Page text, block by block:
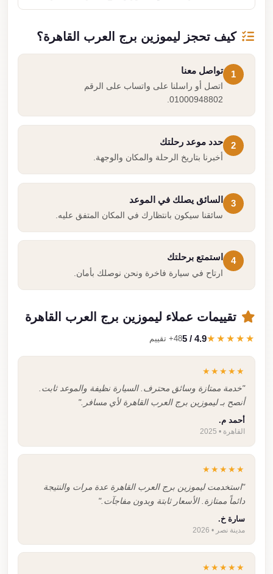
كيف تحجز ليموزين برج العرب القاهرة؟
1
تواصل معنا
اتصل أو راسلنا على واتساب على الرقم
01000948802.
2
حدد موعد رحلتك
أخبرنا بتاريخ الرحلة والمكان والوجهة.
3
السائق يصلك في الموعد
سائقنا سيكون بانتظارك في المكان المتفق عليه.
4
استمتع برحلتك
ارتاح في سيارة فاخرة ونحن نوصلك بأمان.
تقييمات عملاء ليموزين برج العرب القاهرة
★★★★★
4.9 / 5 48+ تقييم
★★★★★
"خدمة ممتازة وسائق محترف. السيارة نظيفة والموعد ثابت.
أنصح بـ ليموزين برج العرب القاهرة لأي مسافر."
أحمد م.
القاهرة • 2025
★★★★★
"استخدمت ليموزين برج العرب القاهرة عدة مرات والنتيجة
دائماً ممتازة. الأسعار ثابتة وبدون مفاجآت."
سارة خ.
مدينة نصر • 2026
★★★★★